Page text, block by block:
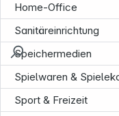
Home-Office
Sanitäreinrichtung
Speichermedien
Spielwaren &
Sport & Freizeit